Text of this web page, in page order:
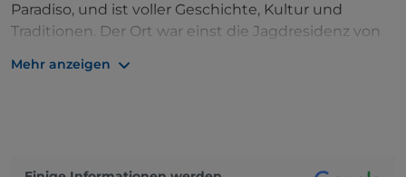
Paradiso, und ist voller Geschichte, Kultur und
Traditionen. Der Ort war einst die Jagdresidenz von
jahrhundertealten Handwerkstradition, die sich in
Mehr anzeigen